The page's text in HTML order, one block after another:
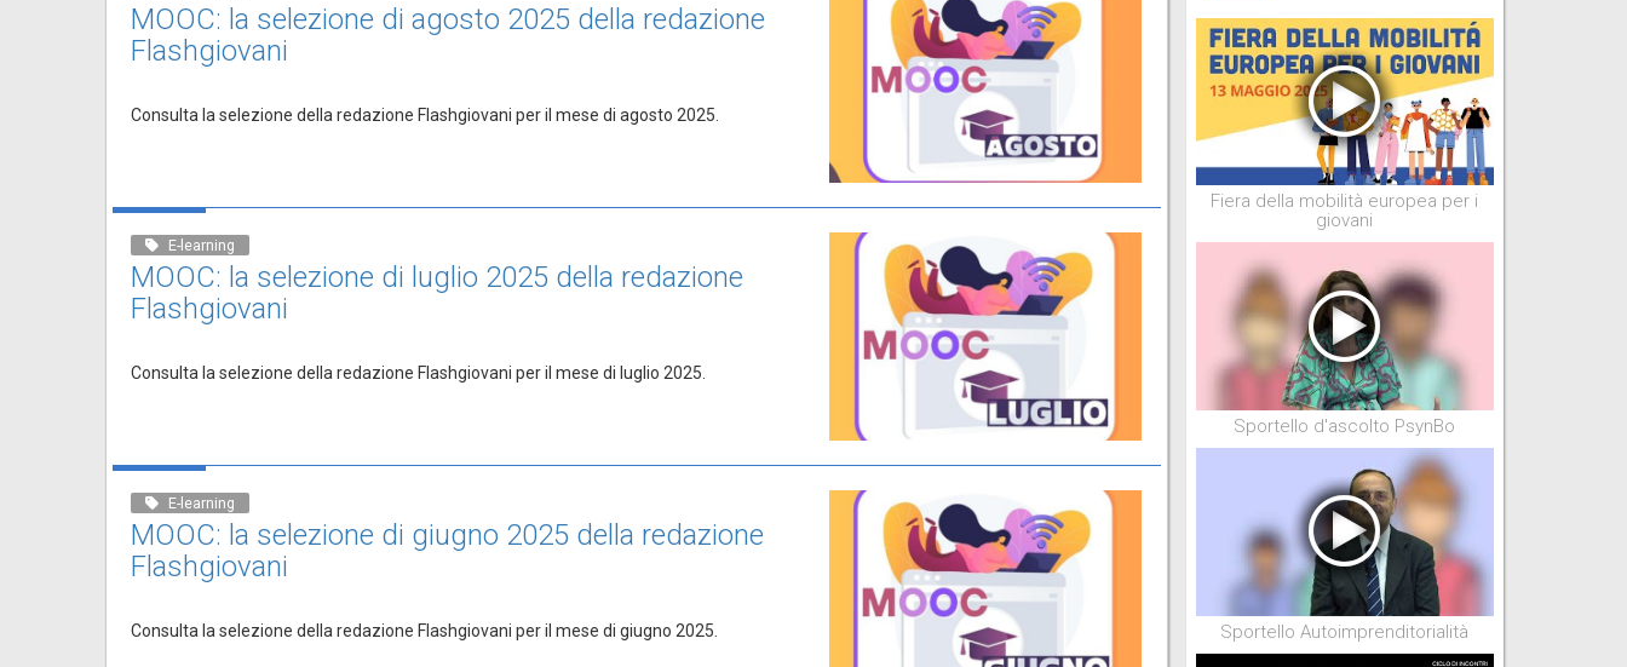
MOOC: la selezione di agosto 2025 della redazione
Flashgiovani
Consulta la selezione della redazione Flashgiovani per il mese di agosto 2025.
E-learning
MOOC: la selezione di luglio 2025 della redazione
Flashgiovani
Consulta la selezione della redazione Flashgiovani per il mese di luglio 2025.
E-learning
MOOC: la selezione di giugno 2025 della redazione
Flashgiovani
Consulta la selezione della redazione Flashgiovani per il mese di giugno 2025.
Fiera della mobilità europea per i
giovani
Sportello d'ascolto PsynBo
Sportello Autoimprenditorialità